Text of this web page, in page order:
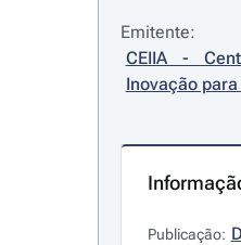
Emitente:
CEIIA -
Inovação
Publicação: